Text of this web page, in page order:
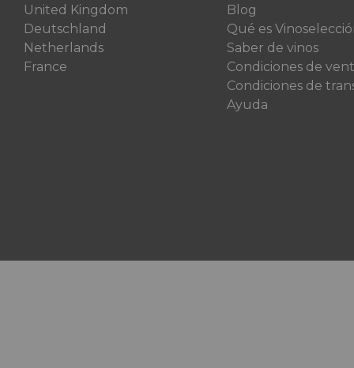
United Kingdom
Deutschland
Netherlands
France
Blog
Qué es
Saber de vinos
Condiciones de
Condiciones de
Ayuda